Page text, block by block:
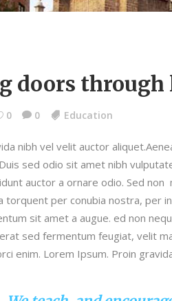
doors through
0 0 Education
nibh vel velit auctor
sed odio sit amet nibh
auctor a ornare odio. Sed
torquent per conubia nostra, per
sit amet a augue. ed non
sed fermentum feugiat, velit
enim. Lorem Ipsum. Proin